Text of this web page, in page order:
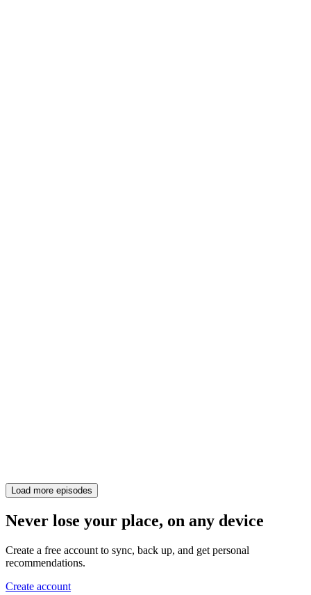
Load more episodes
Never lose your place, on any device
Create a free account to sync, back up, and get personal
recommendations.
Create account